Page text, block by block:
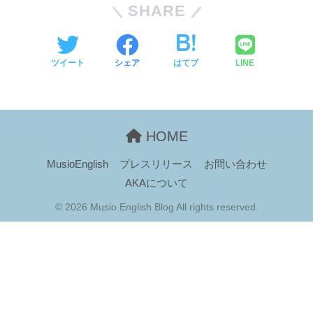
SHARE
ツイート シェア はてブ LINE
HOME
MusioEnglish プレスリリース
お問い合わせ
AKAについて
© 2026 Musio English Blog All rights reserved.